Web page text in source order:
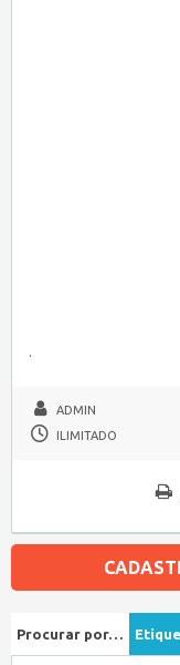
.
ADMIN
ILIMITADO
Procurar por…